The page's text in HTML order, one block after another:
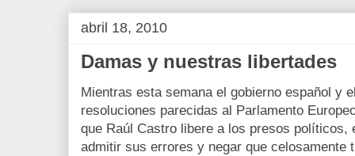
abril 18, 2010
Damas y nuestras libertades
Mientras esta semana el gobierno español y
resoluciones parecidas al Parlamento
que Raúl Castro libere a los presos políticos,
admitir sus errores y negar que celosamente